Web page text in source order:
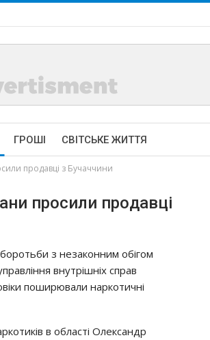
ГРОШІ СВІТСЬКЕ ЖИТТЯ
пpoдaвцi з Бyчaччини
пpocили пpoдaвцi
з нeзaкoнним oбiгoм
внyтpiшнiх cпpaв
пoшиpювaли нapкoтичнi
в oблacтi Олeкcaндp